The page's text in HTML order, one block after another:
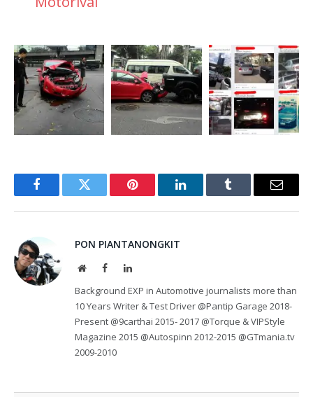
FacebookTwitter Pinterest LinkedInTumblr Email
PON PIANTANONGKIT
WebsiteFacebookLinkedIn
Background EXP in Automotive journalists more than
10 Years Writer & Test Driver @Pantip Garage 2018-
Present @9carthai 2015- 2017 @Torque & VIPStyle
Magazine 2015 @Autospinn 2012-2015 @GTmania.tv
2009-2010